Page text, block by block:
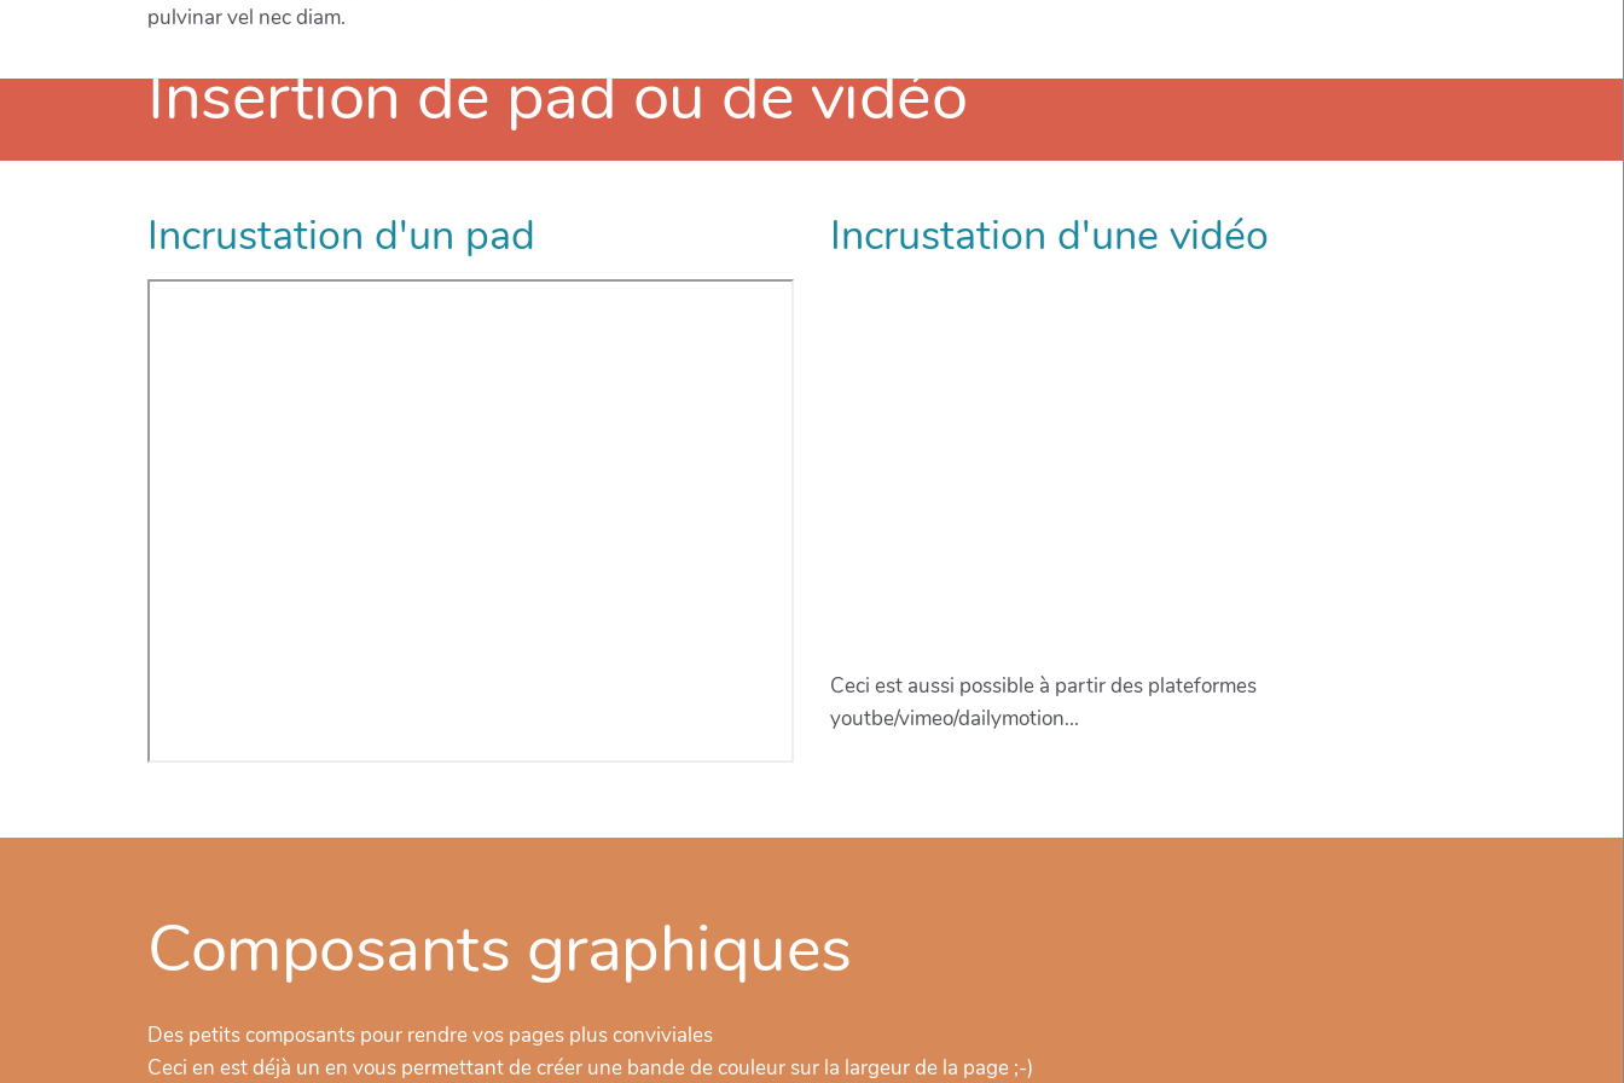
pulvinar vel nec diam.
Insertion de pad ou de vidéo
Incrustation d'un pad Incrustation d'une vidéo
Ceci est aussi possible à partir des plateformes
youtbe/vimeo/dailymotion...
Composants graphiques
Des petits composants pour rendre vos pages plus conviviales
Ceci en est déjà un en vous permettant de créer une bande de couleur sur la largeur de la page ;-)